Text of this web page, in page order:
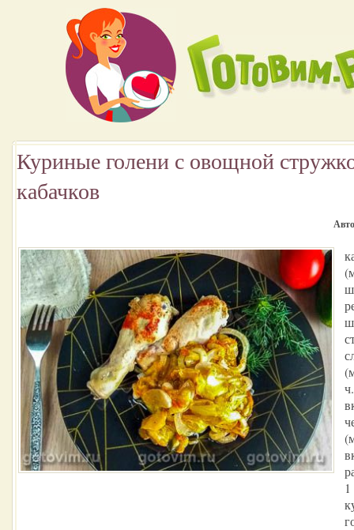
Куриные голени с овощной
кабачков